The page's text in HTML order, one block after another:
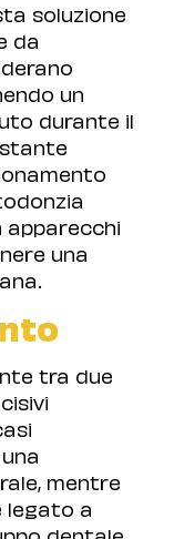
soluzione
da
un
durante il
apparecchi
una
tra due
mentre
legato a